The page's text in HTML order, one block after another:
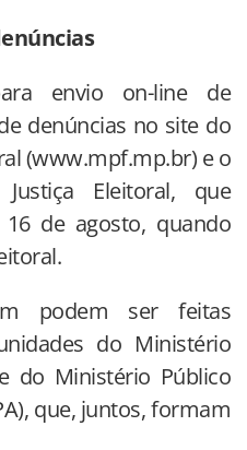
envio on-line de
denúncias no site do
(www.mpf.mp.br) e o
Eleitoral, que
de agosto, quando
podem ser feitas
do Ministério
do Ministério Público
que, juntos, formam